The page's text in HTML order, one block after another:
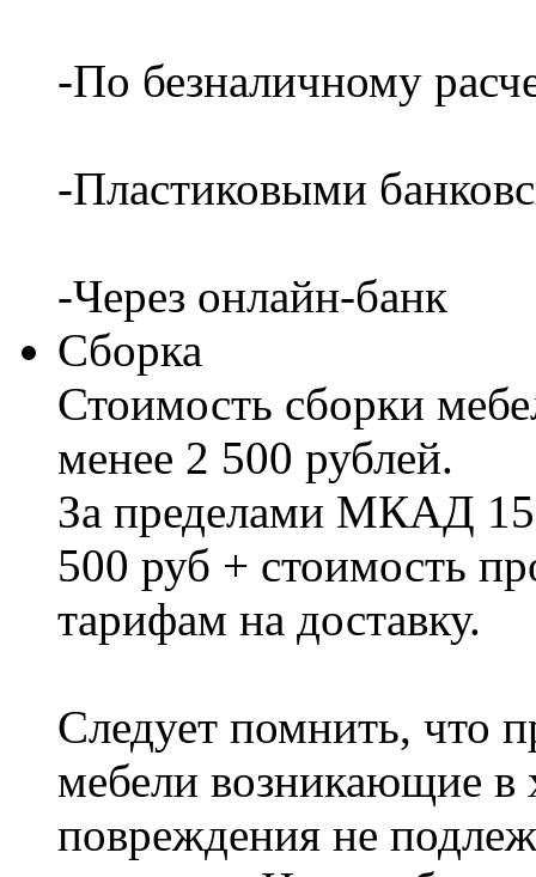
-По безналичному
-Пластиковыми
-Через онлайн-банк
Сборка
Стоимость сборки
менее 2 500 рублей.
За пределами МКАД
500 руб + стоимость
тарифам на доставку.
Следует помнить, что
мебели возникающие в
повреждения не